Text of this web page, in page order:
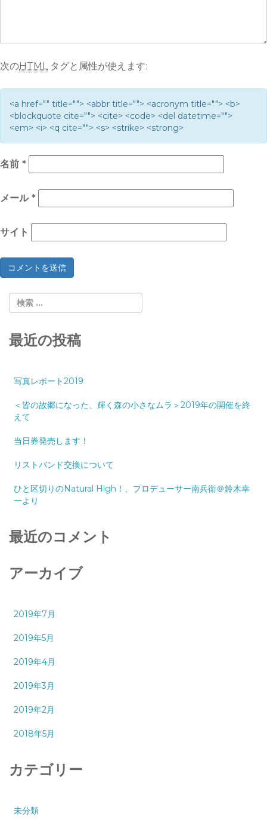
次のHTMLタグと属性が使えます:
<a href="" title=""> <abbr title=""> <acronym title=""> <b>
<blockquote cite=""> <cite> <code> <del datetime="">
<em> <i> <q cite=""> <s> <strike> <strong>
名前 *
メール *
サイト
最近の投稿
写真レポート2019
＜皆の故郷になった、輝く森の小さなムラ＞2019年の開催を終
えて
当日券発売します！
リストバンド交換について
ひと区切りのNatural High！、プロデューサー南兵衛＠鈴木幸
一より
最近のコメント
アーカイブ
2019年7月
2019年5月
2019年4月
2019年3月
2019年2月
2018年5月
カテゴリー
未分類